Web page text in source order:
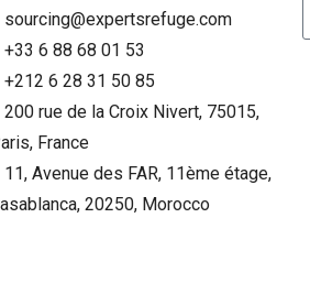
sourcing@expertsrefuge.com
+33 6 88 68 01 53
+212 6 28 31 50 85
200 rue de la Croix Nivert, 75015,
France
11, Avenue des FAR, 11ème étage,
20250, Morocco